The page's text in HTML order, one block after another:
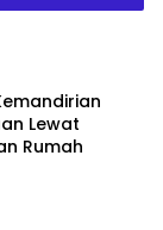
Lewat
Rumah